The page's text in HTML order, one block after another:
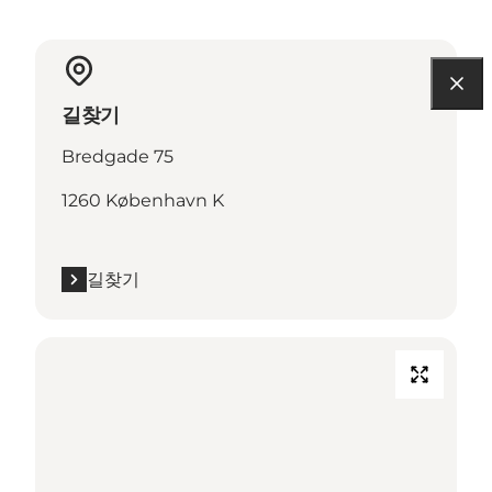
길찾기
Bredgade 75
1260 København K
길찾기